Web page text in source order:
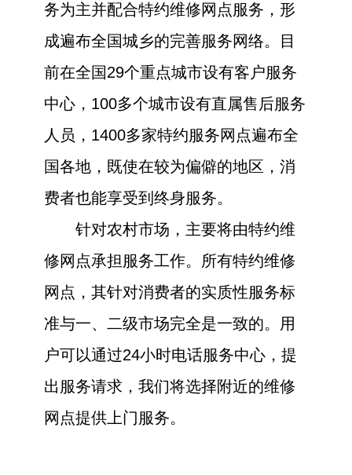
务为主并配合特约维修网点服务，形
成遍布全国城乡的完善服务网络。目
前在全国29个重点城市设有客户服务
中心，100多个城市设有直属售后服务
人员，1400多家特约服务网点遍布全
国各地，既使在较为偏僻的地区，消
费者也能享受到终身服务。
针对农村市场，主要将由特约维
修网点承担服务工作。所有特约维修
网点，其针对消费者的实质性服务标
准与一、二级市场完全是一致的。用
户可以通过24小时电话服务中心，提
出服务请求，我们将选择附近的维修
网点提供上门服务。